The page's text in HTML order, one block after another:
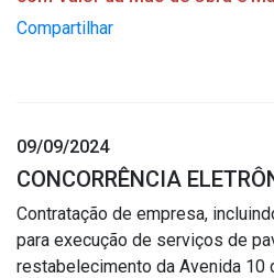
Compartilhar
09/09/2024
CONCORRÊNCIA
Contratação de empresa,
para execução de serviços de
restabelecimento da Avenida 10